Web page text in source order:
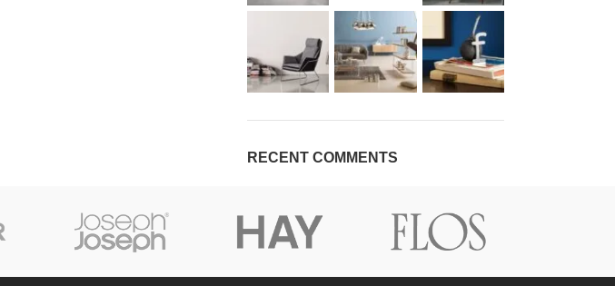
RECENT COMMENTS